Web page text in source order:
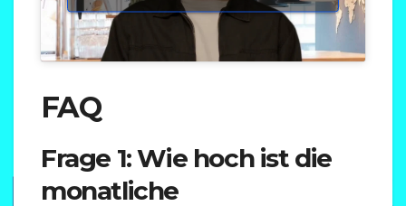
FAQ
Frage 1: Wie hoch ist die
monatliche